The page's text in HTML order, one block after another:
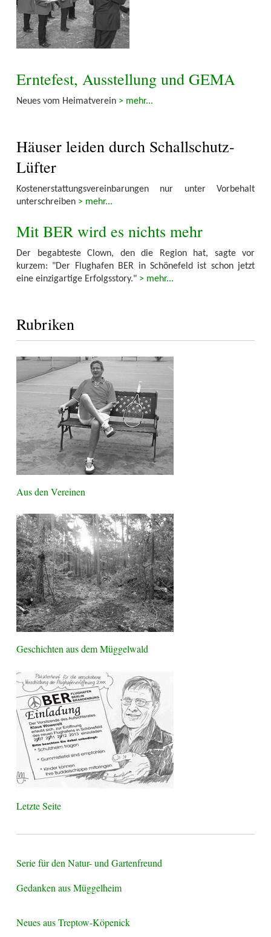
Erntefest, Ausstellung und GEMA
Neues vom Heimatverein > mehr...
Häuser leiden durch Schallschutz-
Lüfter
Kostenerstattungsvereinbarungen nur unter Vorbehalt
unterschreiben > mehr...
Mit BER wird es nichts mehr
Der begabteste Clown, den die Region hat, sagte vor
kurzem: "Der Flughafen BER in Schönefeld ist schon jetzt
eine einzigartige Erfolgsstory." > mehr...
Rubriken
Aus den Vereinen
Geschichten aus dem Müggelwald
Letzte Seite
Serie für den Natur- und Gartenfreund
Gedanken aus Müggelheim
Neues aus Treptow-Köpenick